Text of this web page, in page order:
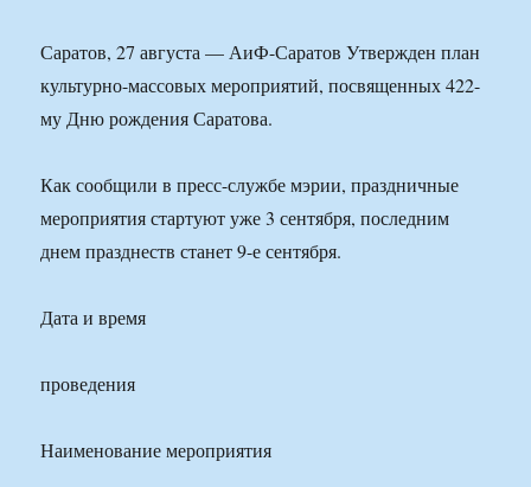
Саратов, 27 августа — АиФ-Саратов Утвержден план
культурно-массовых мероприятий, посвященных 422-
му Дню рождения Саратова.
Как сообщили в пресс-службе мэрии, праздничные
мероприятия стартуют уже 3 сентября, последним
днем празднеств станет 9-е сентября.
Дата и время
проведения
Наименование мероприятия